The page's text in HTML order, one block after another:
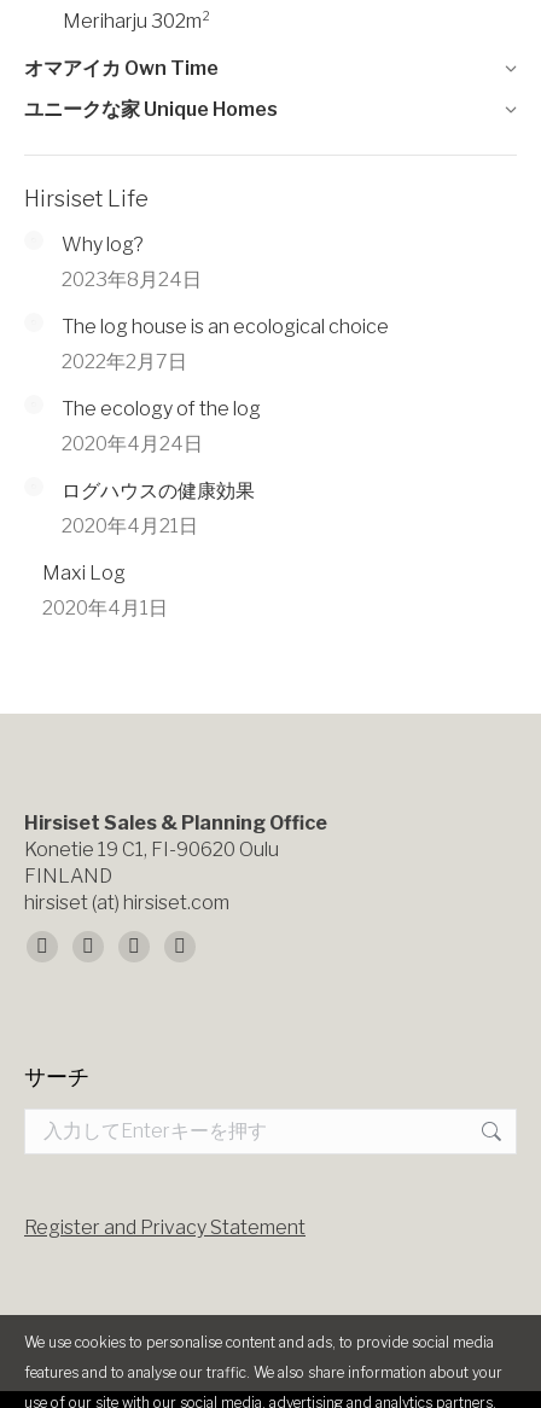
Meriharju 302m²
オマアイカ Own Time
ユニークな家 Unique Homes
Hirsiset Life
Why log?
2023年8月24日
The log house is an ecological choice
2022年2月7日
The ecology of the log
2020年4月24日
ログハウスの健康効果
2020年4月21日
Maxi Log
2020年4月1日
Hirsiset Sales & Planning Office
Konetie 19 C1, FI-90620 Oulu
FINLAND
hirsiset (at) hirsiset.com
Find us on:
Facebook
new
X
new
YouTube
new
Instagram
new
サーチ
Search:
Register and Privacy Statement
We use cookies to personalise content and ads, to provide social media
features and to analyse our traffic. We also share information about your
use of our site with our social media, advertising and analytics partners.